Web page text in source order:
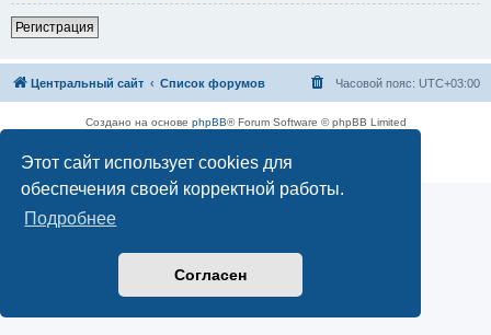
Этот сайт использует cookies для
обеспечения своей корректной работы.
Подробнее
Согласен
Регистрация
Центральный сайт Список форумов Часовой пояс: UTC+03:00
Создано на основе phpBB® Forum Software © phpBB Limited
Конфиденциальность|Правила